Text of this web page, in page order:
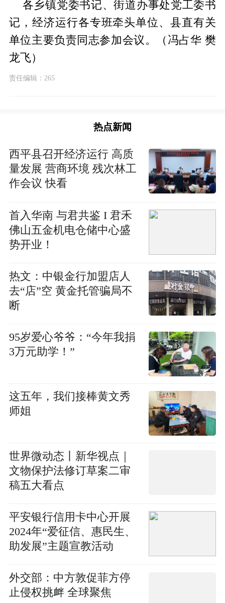
各乡镇党委书记、街道办事处党工委书
记，经济运行各专班牵头单位、县直有关
单位主要负责同志参加会议。（冯占华 樊
龙飞）
责任编辑：265
热点新闻
​西平县召开经济运行 高质
量发展 营商环境 残次林工
作会议 快看
首入华南 与君共鉴 I 君禾
佛山五金机电仓储中心盛
势开业！
热文：中银金行加盟店人
去“店”空 黄金托管骗局不
断
95岁爱心爷爷：“今年我捐
3万元助学！”
这五年，我们接棒黄文秀
师姐
世界微动态丨新华视点｜
文物保护法修订草案二审
稿五大看点
平安银行信用卡中心开展
2024年“爱征信、惠民生、
助发展”主题宣教活动
外交部：中方敦促菲方停
止侵权挑衅 全球聚焦